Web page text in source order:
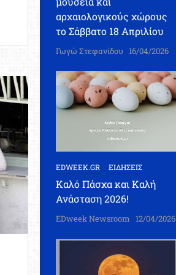
αρχαιολογικούς χώρους
το Σάββατο 18 Απριλίου
Γωγώ Στεφανίδου 16/04/2026
EDWEEK.GR ΕΙΔΗΣΕΙΣ
Καλό Πάσχα και Καλή
Ανάσταση 2026!
EDweek Newsroom 12/04/2026